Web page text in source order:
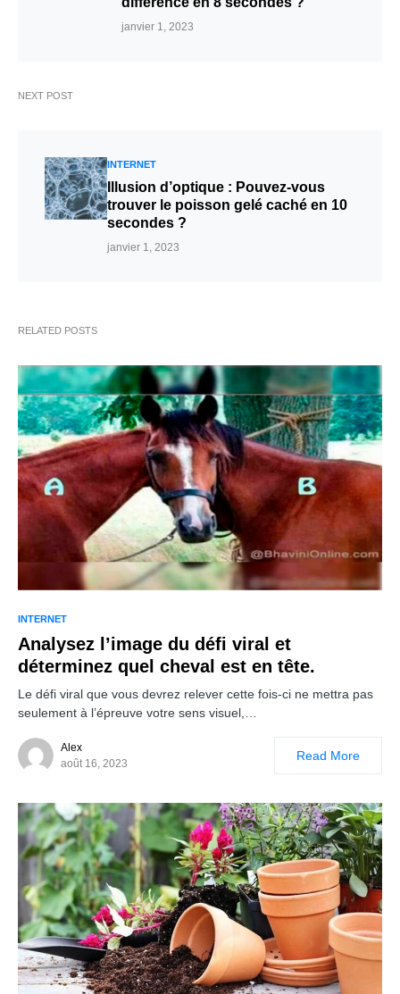
janvier 1, 2023
NEXT POST
INTERNET
Illusion d’optique : Pouvez-vous
trouver le poisson gelé caché en 10
secondes ?
janvier 1, 2023
RELATED POSTS
INTERNET
Analysez l’image du défi viral et
déterminez quel cheval est en tête.
Le défi viral que vous devrez relever cette fois-ci ne mettra pas
seulement à l’épreuve votre sens visuel,…
Alex
août 16, 2023
Read More